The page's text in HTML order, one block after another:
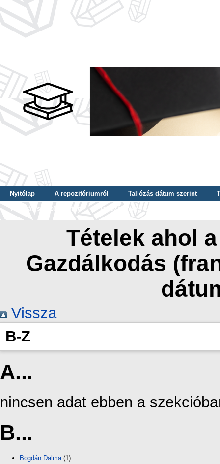
Nyitólap A repozitóriumról Tallózás dátum szerint
Tallózás szerző szerint
Tallózás nyelv szerint
Tételek ahol
Gazdálkodás
Vissza
B-Z
A...
nincsen adat ebben a
B...
Bogdán Dalma(1)